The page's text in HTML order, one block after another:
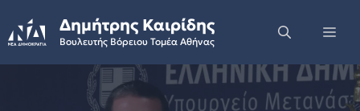
to
content
Δημήτρης Καιρίδης
Βουλευτής Βόρειου Τομέα Αθήνας